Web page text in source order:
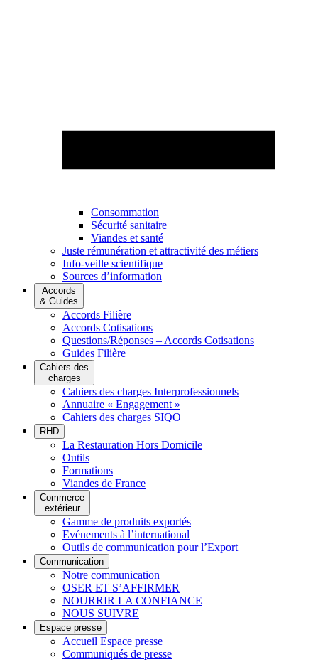
Consommation
Sécurité sanitaire
Viandes et santé
Juste rémunération et attractivité des métiers
Info-veille scientifique
Sources d’information
Accords
& Guides
Accords Filière
Accords Cotisations
Questions/Réponses – Accords Cotisations
Guides Filière
Cahiers des
charges
Cahiers des charges Interprofessionnels
Annuaire « Engagement »
Cahiers des charges SIQO
RHD
La Restauration Hors Domicile
Outils
Formations
Viandes de France
Commerce
extérieur
Gamme de produits exportés
Evénements à l’international
Outils de communication pour l’Export
Communication
Notre communication
OSER ET S’AFFIRMER
NOURRIR LA CONFIANCE
NOUS SUIVRE
Espace presse
Accueil Espace presse
Communiqués de presse